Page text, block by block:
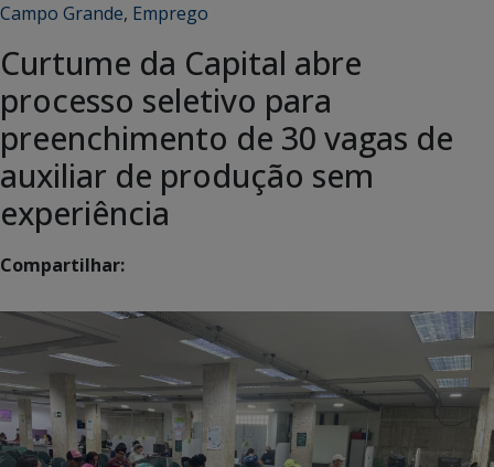
Campo Grande, Emprego
Curtume da Capital abre
processo seletivo para
preenchimento de 30 vagas de
auxiliar de produção sem
experiência
Compartilhar: